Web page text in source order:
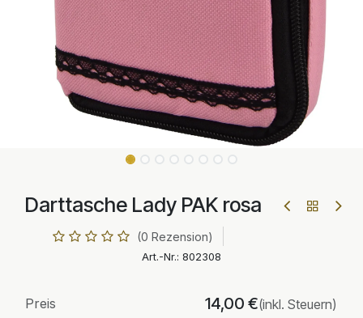
Darttasche Lady PAK rosa
(0 Rezension)
Art.-Nr.: 802308
Preis 14,00 €(inkl. Steuern)